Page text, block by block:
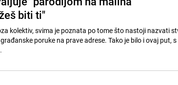
biti ti"
kolektiv, svima je poznata po tome što nastoji nazvati
poruke na prave adrese. Tako je bilo i ovaj put,